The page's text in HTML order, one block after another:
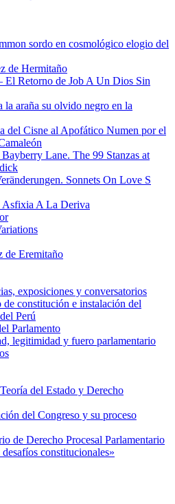
sordo en cosmológico elogio del
de Hermitaño
Retorno de Job A Un Dios Sin
la araña su olvido negro en la
del Cisne al Apofático Numen por el
Lane. The 99 Stanzas at
Sonnets On Love S
Asfixia A La Deriva
de Eremitaño
exposiciones y conversatorios
de constitución e instalación del
Perú
Parlamento
legitimidad y fuero parlamentario
del Estado y Derecho
del Congreso y su proceso
de Derecho Procesal Parlamentario
constitucionales»